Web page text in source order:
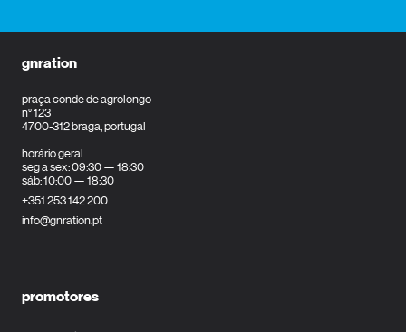
gnration
praça conde de agrolongo
n° 123
4700-312 braga, portugal
horário geral
seg a sex: 09:30 — 18:30
sáb: 10:00 — 18:30
+351 253 142 200
info@gnration.pt
promotores